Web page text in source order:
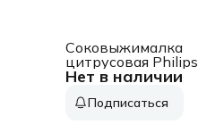
Нет в наличии
Соковыжималка
цитрусовая Philips
HR2738/00 25Вт
белый
Подписаться